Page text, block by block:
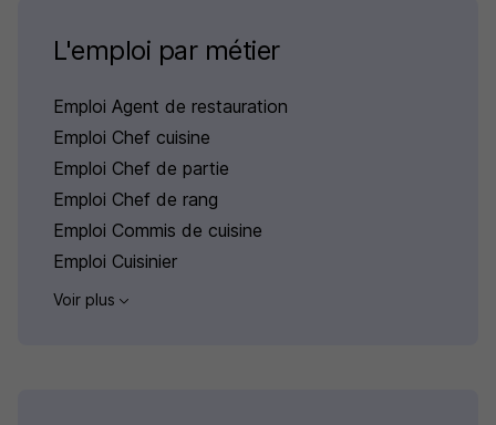
L'emploi par métier
Emploi Agent de restauration
Emploi Chef cuisine
Emploi Chef de partie
Emploi Chef de rang
Emploi Commis de cuisine
Emploi Cuisinier
Voir plus